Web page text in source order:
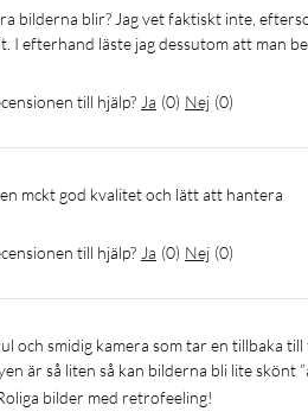
bilderna blir? Jag vet faktiskt inte,
I efterhand läste jag dessutom att man
till hjälp? Ja (0) Nej (0)
mckt god kvalitet och lätt att hantera
till hjälp? Ja (0) Nej (0)
är så liten så kan bilderna bli lite skönt
bilder med retrofeeling!